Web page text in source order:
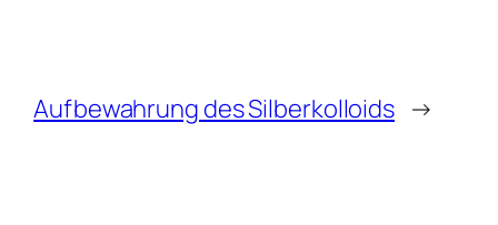
Aufbewahrung des Silberkolloids →